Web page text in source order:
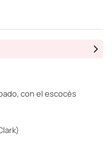
con el escocés